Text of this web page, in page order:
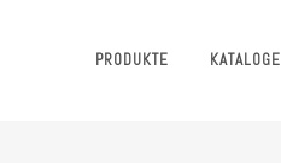
PRODUKTE KATALOGE